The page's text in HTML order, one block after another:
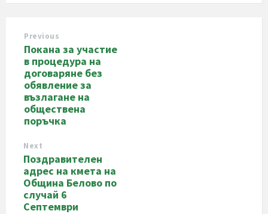
Previous
Покана за участие
в процедура на
договаряне без
обявление за
възлагане на
обществена
поръчка
Next
Поздравителен
адрес на кмета на
Община Белово по
случай 6
Септември